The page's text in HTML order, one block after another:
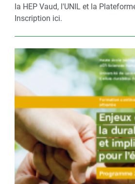
la HEP Vaud, l'UNIL et la
Inscription ici.